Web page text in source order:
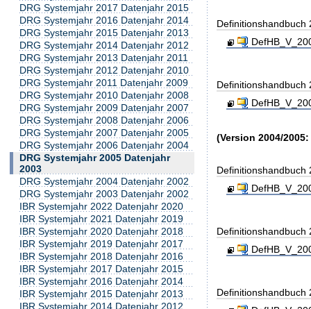
Definitionshandbuch
Definitionshandbuch
(Version 2004/
Definitionshandbuch
Definitionshandbuch
Definitionshandbuch
DRG Systemjahr 2017 Datenjahr 2015
DRG Systemjahr 2016 Datenjahr 2014
DRG Systemjahr 2015 Datenjahr 2013
DRG Systemjahr 2014 Datenjahr 2012
DRG Systemjahr 2013 Datenjahr 2011
DRG Systemjahr 2012 Datenjahr 2010
DRG Systemjahr 2011 Datenjahr 2009
DRG Systemjahr 2010 Datenjahr 2008
DRG Systemjahr 2009 Datenjahr 2007
DRG Systemjahr 2008 Datenjahr 2006
DRG Systemjahr 2007 Datenjahr 2005
DRG Systemjahr 2006 Datenjahr 2004
DRG Systemjahr 2005 Datenjahr
2003
DRG Systemjahr 2004 Datenjahr 2002
DRG Systemjahr 2003 Datenjahr 2002
IBR Systemjahr 2022 Datenjahr 2020
IBR Systemjahr 2021 Datenjahr 2019
IBR Systemjahr 2020 Datenjahr 2018
IBR Systemjahr 2019 Datenjahr 2017
IBR Systemjahr 2018 Datenjahr 2016
IBR Systemjahr 2017 Datenjahr 2015
IBR Systemjahr 2016 Datenjahr 2014
IBR Systemjahr 2015 Datenjahr 2013
IBR Systemjahr 2014 Datenjahr 2012